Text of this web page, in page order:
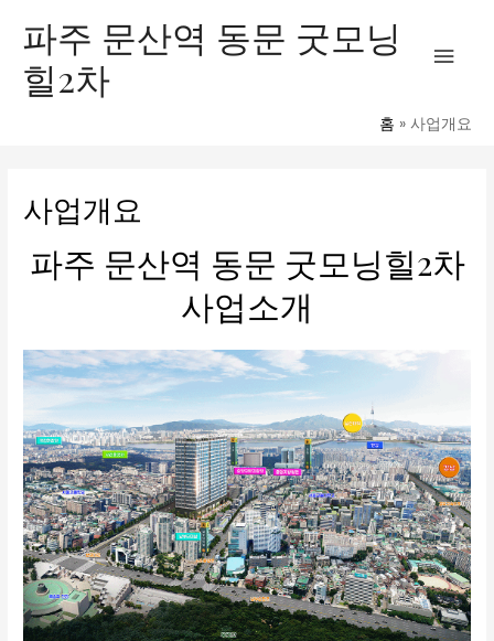
파주 문산역 동문 굿모닝
힐2차
인
메
홈 사업개요
사업개요
파주 문산역 동문 굿모닝힐2차
사업소개